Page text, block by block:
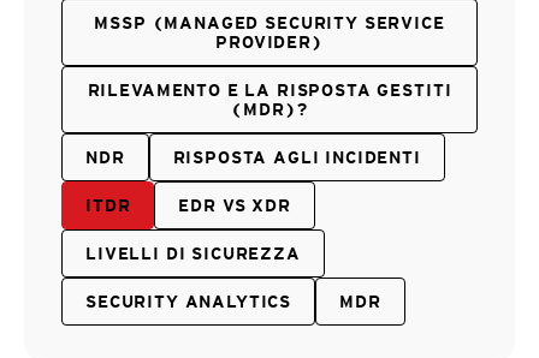
MSSP (MANAGED SECURITY SERVICE
PROVIDER)
RILEVAMENTO E LA RISPOSTA GESTITI
(MDR)?
NDR RISPOSTA AGLI INCIDENTI
ITDR EDR VS XDR
LIVELLI DI SICUREZZA
SECURITY ANALYTICS MDR